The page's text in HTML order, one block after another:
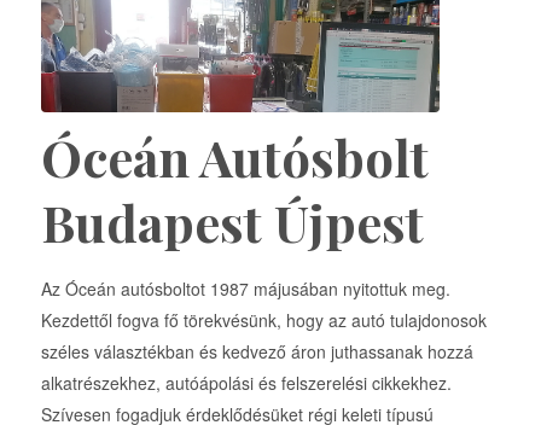
Óceán Autósbolt
Budapest Újpest
Az Óceán autósboltot 1987 májusában nyitottuk meg.
Kezdettől fogva fő törekvésünk, hogy az autó tulajdonosok
széles választékban és kedvező áron juthassanak hozzá
alkatrészekhez, autóápolási és felszerelési cikkekhez.
Szívesen fogadjuk érdeklődésüket régi keleti típusú